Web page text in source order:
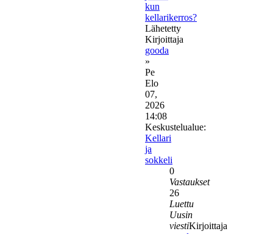
kun
kellarikerros?
Lähetetty
Kirjoittaja
gooda
»
Pe
Elo
07,
2026
14:08
Keskustelualue:
Kellari
ja
sokkeli
0
Vastaukset
26
Luettu
Uusin
viestiKirjoittaja